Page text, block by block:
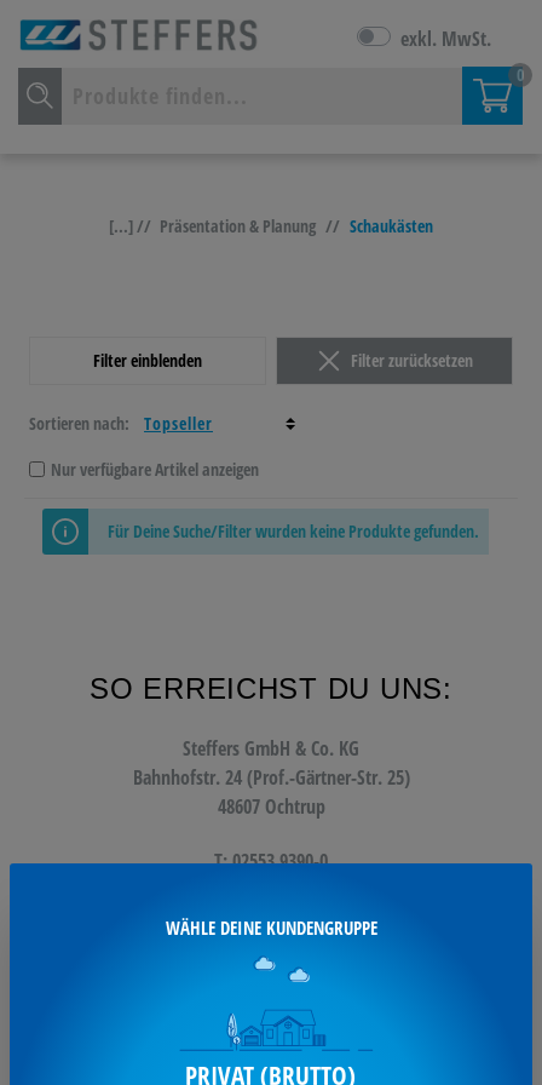
exkl. MwSt.
0
[...] // Präsentation & Planung // Schaukästen
Filter einblenden Filter zurücksetzen
Sortieren nach:
Nur verfügbare Artikel anzeigen
Für Deine Suche/Filter wurden keine Produkte gefunden.
SO ERREICHST DU UNS:
Steffers GmbH & Co. KG
Bahnhofstr. 24 (Prof.-Gärtner-Str. 25)
48607 Ochtrup
T: 02553 9390-0
info@steffers.de
UNSERE SERVICES:
WÄHLE DEINE KUNDENGRUPPE
PRIVAT (BRUTTO)